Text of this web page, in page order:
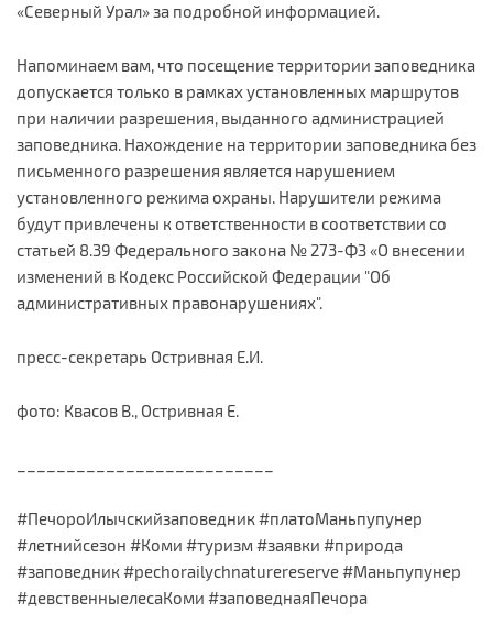
«Северный Урал» за подробной информацией.
Напоминаем вам, что посещение территории заповедника
допускается только в рамках установленных маршрутов
при наличии разрешения, выданного администрацией
заповедника. Нахождение на территории заповедника без
письменного разрешения является нарушением
установленного режима охраны. Нарушители режима
будут привлечены к ответственности в соответствии со
статьей 8.39 Федерального закона № 273-ФЗ «О внесении
изменений в Кодекс Российской Федерации "Об
административных правонарушениях".
пресс-секретарь Остривная Е.И.
фото: Квасов В., Остривная Е.
#ПечороИлычскийзаповедник #платоМаньпупунер
#летнийсезон #Коми #туризм #заявки #природа
#заповедник #pechorailychnaturereserve #Маньпупунер
#девственныелесаКоми #заповеднаяПечора